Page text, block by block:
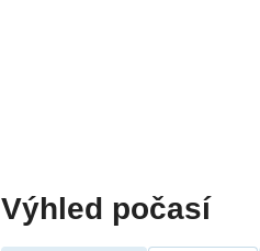
Výhled počasí